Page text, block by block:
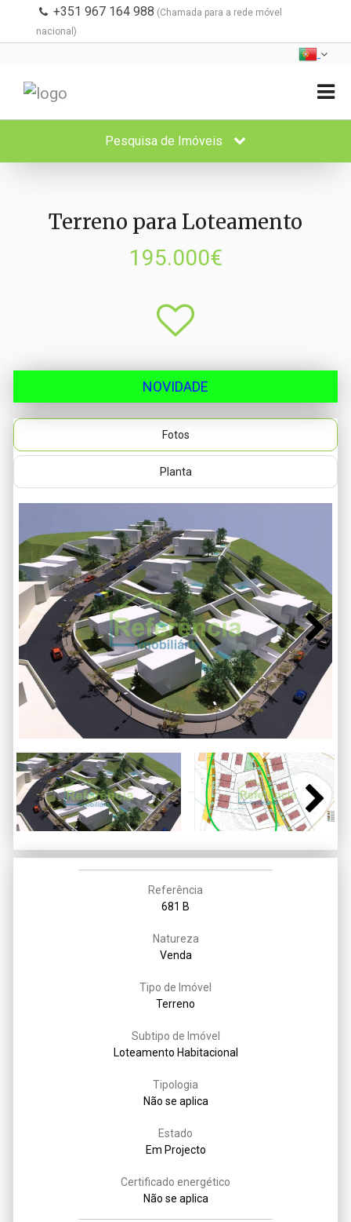
+351 967 164 988 (Chamada para a rede móvel
nacional)
Pesquisa de Imóveis
Terreno para Loteamento
195.000€
NOVIDADE
Fotos
Planta
Next
Next
Referência
681 B
Natureza
Venda
Tipo de Imóvel
Terreno
Subtipo de Imóvel
Loteamento Habitacional
Tipologia
Não se aplica
Estado
Em Projecto
Certificado energético
Não se aplica